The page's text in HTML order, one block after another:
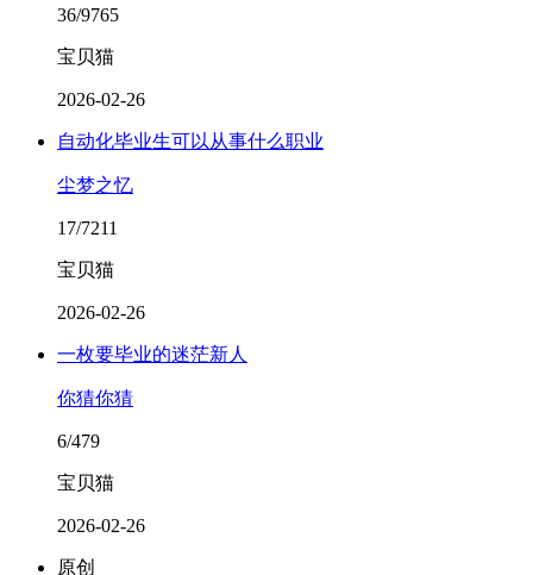
36/9765
宝贝猫
2026-02-26
自动化毕业生可以从事什么职业
尘梦之忆
17/7211
宝贝猫
2026-02-26
一枚要毕业的迷茫新人
你猜你猜
6/479
宝贝猫
2026-02-26
原创